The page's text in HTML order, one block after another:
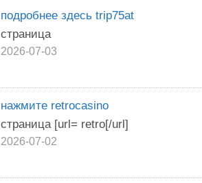
подробнее здесь trip75at
страница
2026-07-03
нажмите retrocasino
страница [url= retro[/url]
2026-07-02